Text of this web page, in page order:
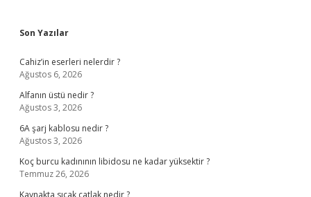
Sidebar
Son Yazılar
Cahiz’in eserleri nelerdir ?
Ağustos 6, 2026
Alfanın üstü nedir ?
Ağustos 3, 2026
6A şarj kablosu nedir ?
Ağustos 3, 2026
Koç burcu kadınının libidosu ne kadar yüksektir ?
Temmuz 26, 2026
Kaynakta sıcak çatlak nedir ?